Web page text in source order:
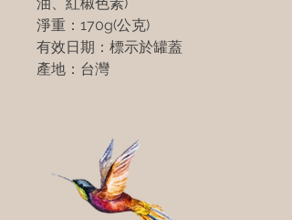
淨重：170g(公克)
有效日期：標示於罐蓋
產地：台灣